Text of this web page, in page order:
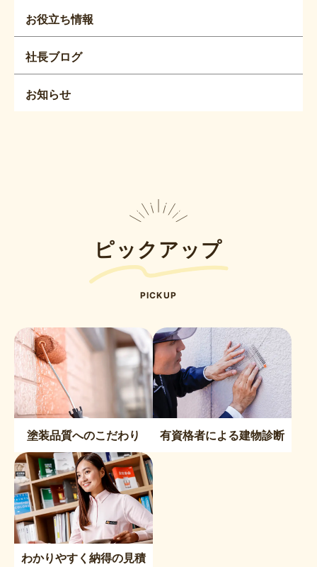
お役立ち情報
社長ブログ
お知らせ
ピックアップ
PICKUP
塗装品質へのこだわり 有資格者による建物診断
わかりやすく納得の見積